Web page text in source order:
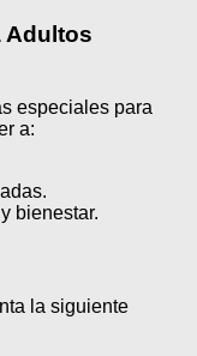
Adultos
especiales para
a:
bienestar.
la siguiente